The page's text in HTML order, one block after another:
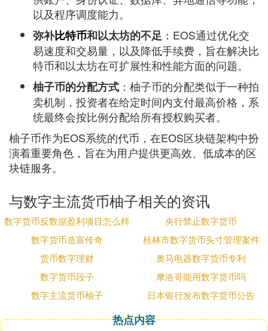
以及程序调度能力。
弥补比特币和以太坊的不足 ：EOS通过优化交
易速度和交易量，以及降低手续费，旨在解决比
特币和以太坊在可扩展性和性能方面的问题。
柚子币的分配方式 ：柚子币的分配类似于一种拍
卖机制，投资者在给定时间内支付最高价格，系
统最终会按比例分配给所有授权购买者。
柚子币作为EOS系统的代币，在EOS区块链架构中扮
演着重要角色，旨在为用户提供更高效、低成本的区
块链服务。
与数字主流货币柚子相关的资讯
数字货币反数据盈利项目怎么样
央行禁止数字货币
数字货币造富传奇
桂林市数字货币头寸管理案件
货币数字理财
奥马电器数字货币专利
数字货币段子
摩洛哥能用数字货币吗
数字主流货币柚子
日本银行发布数字货币公告
热点内容